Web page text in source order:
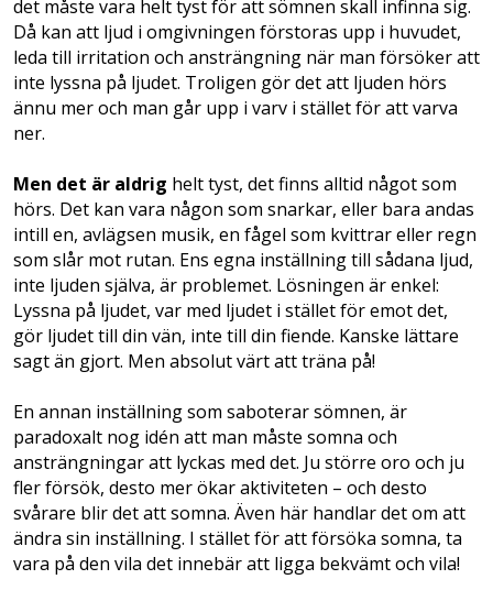
det måste vara helt tyst för att sömnen skall infinna sig.
Då kan att ljud i omgivningen förstoras upp i huvudet,
leda till irritation och ansträngning när man försöker att
inte lyssna på ljudet. Troligen gör det att ljuden hörs
ännu mer och man går upp i varv i stället för att varva
ner.
Men det är aldrig helt tyst, det finns alltid något som
hörs. Det kan vara någon som snarkar, eller bara andas
intill en, avlägsen musik, en fågel som kvittrar eller regn
som slår mot rutan. Ens egna inställning till sådana ljud,
inte ljuden själva, är problemet. Lösningen är enkel:
Lyssna på ljudet, var med ljudet i stället för emot det,
gör ljudet till din vän, inte till din fiende. Kanske lättare
sagt än gjort. Men absolut värt att träna på!
En annan inställning som saboterar sömnen, är
paradoxalt nog idén att man måste somna och
ansträngningar att lyckas med det. Ju större oro och ju
fler försök, desto mer ökar aktiviteten – och desto
svårare blir det att somna. Även här handlar det om att
ändra sin inställning. I stället för att försöka somna, ta
vara på den vila det innebär att ligga bekvämt och vila!